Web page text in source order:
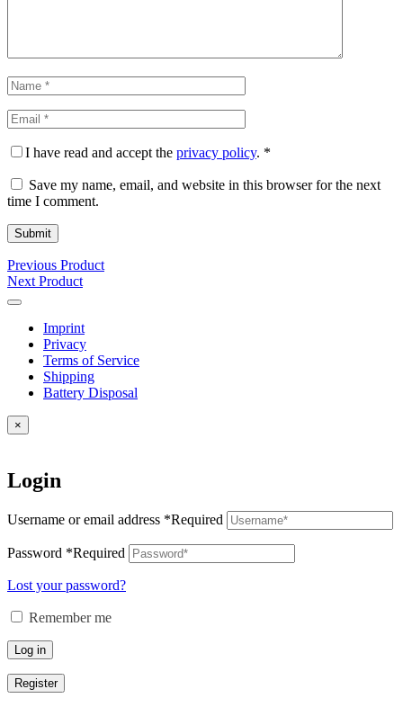
I have read and accept the privacy policy. *
Save my name, email, and website in this browser for the next
time I comment.
Previous Product
Next Product
Imprint
Privacy
Terms of Service
Shipping
Battery Disposal
×
Login
Username or email address *Required
Password *Required
Lost your password?
Remember me
Log in
Register